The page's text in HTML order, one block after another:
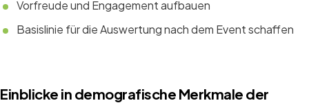
Vorfreude und Engagement aufbauen
Basislinie für die Auswertung nach dem Event schaffen
Einblicke in demografische Merkmale der